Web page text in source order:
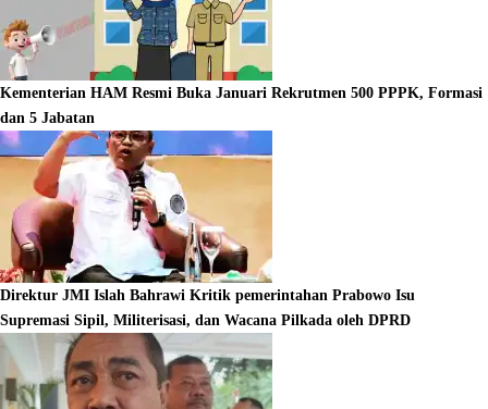
Kementerian HAM Resmi Buka Januari Rekrutmen 500 PPPK, Formasi
dan 5 Jabatan
Direktur JMI Islah Bahrawi Kritik pemerintahan Prabowo Isu
Supremasi Sipil, Militerisasi, dan Wacana Pilkada oleh DPRD